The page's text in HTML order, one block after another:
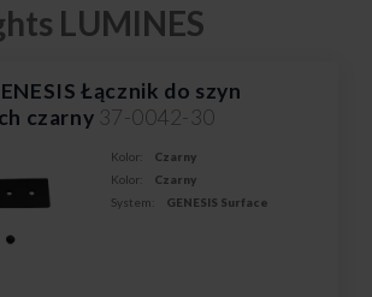
LUMINES
Łącznik do szyn
czarny 37-0042-30
Kolor:
Czarny
Kolor:
Czarny
System:
GENESIS Surface